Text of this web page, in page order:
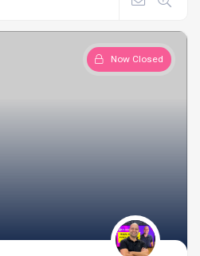
Now Closed